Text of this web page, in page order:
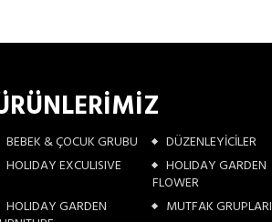
BEBEK & ÇOCUK GRUBU
DÜZENLEYİCİLER
HOLIDAY EXCULISIVE
HOLIDAY GARDEN
FLOWER
HOLIDAY GARDEN
MUTFAK GRUPLARI